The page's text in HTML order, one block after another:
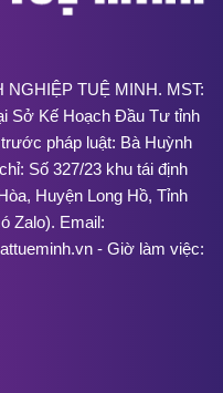
TUỆ MINH. MST:
Sở Kế Hoạch Đầu Tư tỉnh
pháp luật: Bà Huỳnh
Số 327/23 khu tái định
Huyện Long Hồ, Tỉnh
Zalo). Email:
- Giờ làm việc: